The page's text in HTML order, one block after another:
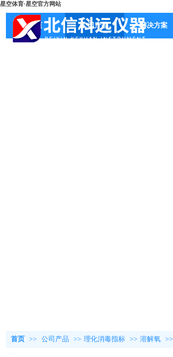
星空体育·星空官方网站
首页 公司产品 解决方案
首页 >> 公司产品 >> 理化消毒指标 >> 溶解氧 >>